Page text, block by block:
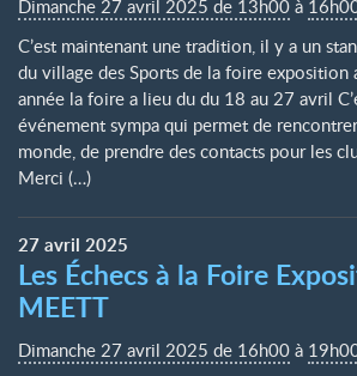
Dimanche 27 avril 2025 de 13h00 à
C’est maintenant une tradition, il y a un
du village des Sports de la foire exposition
année la foire a lieu du du 18 au 27 avril
événement sympa qui permet de
monde, de prendre des contacts pour les
Merci (…)
27avril 2025
Les Échecs à la Foire
MEETT
Dimanche 27 avril 2025 de 16h00 à